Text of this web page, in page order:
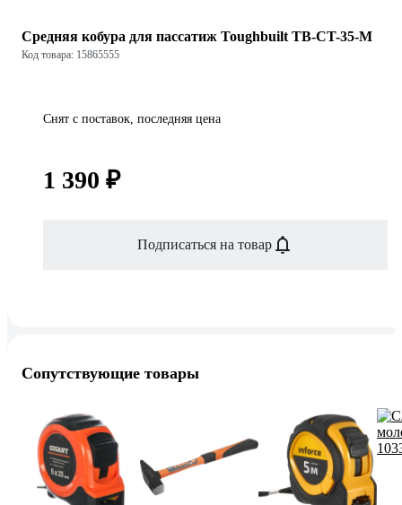
Средняя кобура для пассатиж Toughbuilt TB-CT-35-M
Код товара: 15865555
Снят с поставок, последняя цена
1 390 ₽
Подписаться на товар
Сопутствующие товары